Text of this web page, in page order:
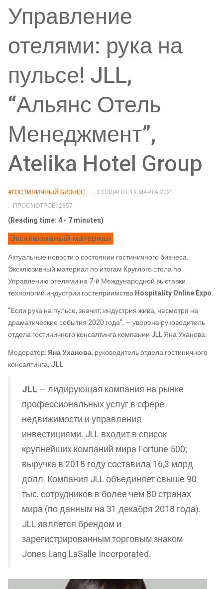
Управление
отелями: рука на
пульсе! JLL,
“Альянс Отель
Менеджмент”,
Atelika Hotel Group
#ГОСТИНИЧНЫЙ БИЗНЕС
СОЗДАНО: 19 МАРТА 2021
ПРОСМОТРОВ: 2857
(Reading time: 4 - 7 minutes)
Эксклюзивный материал
Актуальные новости о состоянии гостиничного бизнеса.
Эксклюзивный материал по итогам Круглого стола по
Управлению отелями на 7-й Международной выставки
технологий индустрии гостеприимстваHospitality Online Expo.
“Если рука на пульсе, значит, индустрия жива, несмотря на
драматические события 2020 года”, — уверена руководитель
отдела гостиничного консалтинга компании JLL Яна Уханова.
Модератор:Яна Уханова, руководитель отдела гостиничного
консалтинга, JLL
JLL — лидирующая компания на рынке
профессиональных услуг в сфере
недвижимости и управления
инвестициями. JLL входит в список
крупнейших компаний мира Fortune 500;
выручка в 2018 году составила 16,3 млрд
долл. Компания JLL объединяет свыше 90
тыс. сотрудников в более чем 80 странах
мира (по данным на 31 декабря 2018 года).
JLL является брендом и
зарегистрированным торговым знаком
Jones Lang LaSalle Incorporated.